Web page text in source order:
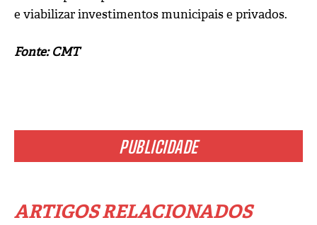
PUBLICIDADE
ARTIGOS RELACIONADOS
e viabilizar investimentos municipais e privados.
Fonte: CMT